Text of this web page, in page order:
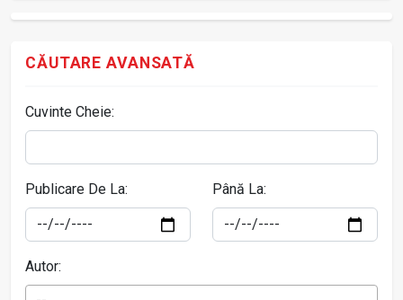
CĂUTARE AVANSATĂ
Cuvinte Cheie:
Publicare De La: Până La:
Autor: